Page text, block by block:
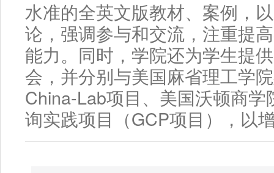
水准的全英文版教材、案例，
论，强调参与和交流，注重提
能力。同时，学院还为学生提
会，并分别与美国麻省理工学
China-Lab项目、美国沃顿商
询实践项目（GCP项目），以